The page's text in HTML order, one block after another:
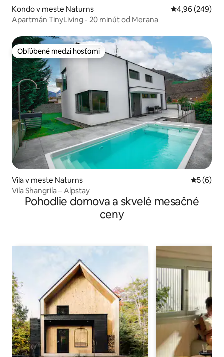
Kondo v meste Naturns Priemerné
4,96 (249)
Apartmán TinyLiving - 20 minút od Merana
Obľúbené medzi hosťami
Obľúbené medzi hosťami
Vila v meste Naturns
5 (6)
Vila Shangrila – Alpstay
Pohodlie domova a skvelé mesačné
ceny